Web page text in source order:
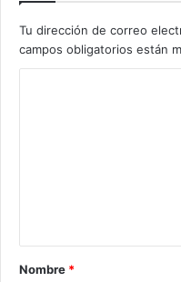
Tu dirección de correo
campos obligatorios están
Nombre *